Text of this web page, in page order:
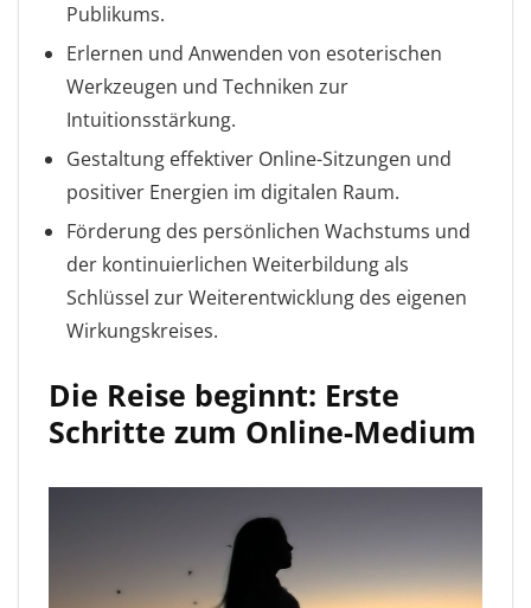
Publikums.
Erlernen und Anwenden von esoterischen
Werkzeugen und Techniken zur
Intuitionsstärkung.
Gestaltung effektiver Online-Sitzungen und
positiver Energien im digitalen Raum.
Förderung des persönlichen Wachstums und
der kontinuierlichen Weiterbildung als
Schlüssel zur Weiterentwicklung des eigenen
Wirkungskreises.
Die Reise beginnt: Erste
Schritte zum Online-Medium